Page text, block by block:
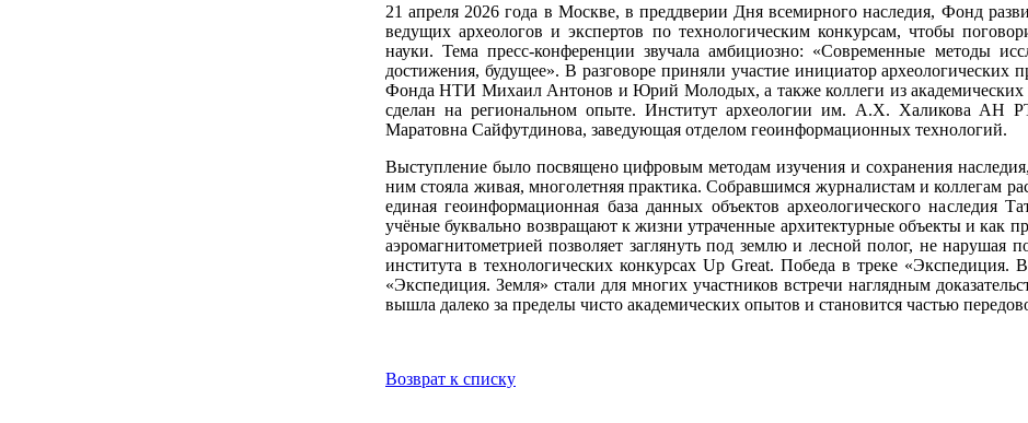
21 апреля 2026 года в Москве, в преддверии Дня всемирного наследия, Фонд
ведущих археологов и экспертов по технологическим конкурсам, чтобы
науки. Тема пресс-конференции звучала амбициозно: «Современные методы
достижения, будущее». В разговоре приняли участие инициатор археологических
Фонда НТИ Михаил Антонов и Юрий Молодых, а также коллеги из академических
сделан на региональном опыте. Институт археологии им. А.Х. Халикова АН
Маратовна Сайфутдинова, заведующая отделом геоинформационных технологий.
Выступление было посвящено цифровым методам изучения и сохранения
ним стояла живая, многолетняя практика. Собравшимся журналистам и коллегам
единая геоинформационная база данных объектов археологического наследия
учёные буквально возвращают к жизни утраченные архитектурные объекты и как
аэромагнитометрией позволяет заглянуть под землю и лесной полог, не нарушая
института в технологических конкурсах Up Great. Победа в треке
«Экспедиция. Земля» стали для многих участников встречи наглядным
вышла далеко за пределы чисто академических опытов и становится частью
Возврат к списку